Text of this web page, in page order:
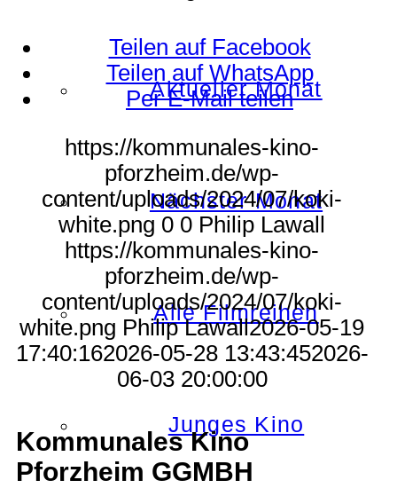
Aktueller Monat
Nächster Monat
Alle Filmreihen
Junges Kino
Teilen auf Facebook
Teilen auf WhatsApp
Per E-Mail teilen
https://kommunales-kino-
pforzheim.de/wp-
content/uploads/2024/07/koki-
white.png 0 0 Philip Lawall
https://kommunales-kino-
pforzheim.de/wp-
content/uploads/2024/07/koki-
white.png Philip Lawall2026-05-19
17:40:162026-05-28 13:43:452026-
06-03 20:00:00
Kommunales Kino
Pforzheim GGMBH